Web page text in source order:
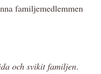
familjemedlemmen
och svikit familjen.